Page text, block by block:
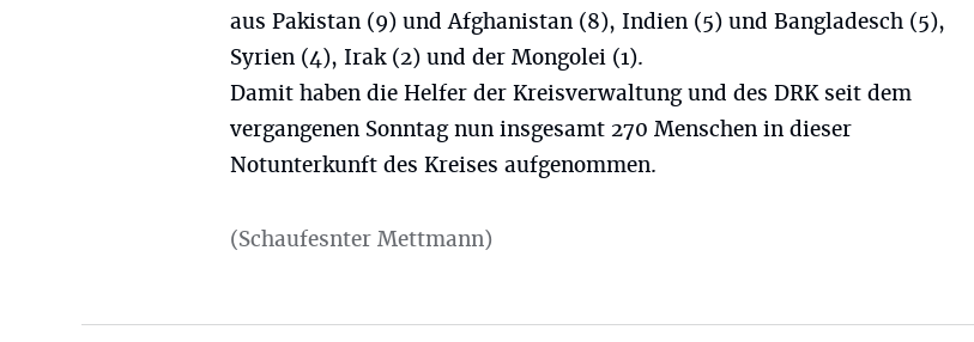
aus Pakistan (9) und Afghanistan (8), Indien (5) und Bangladesch (5),
Syrien (4), Irak (2) und der Mongolei (1).
Damit haben die Helfer der Kreisverwaltung und des DRK seit dem
vergangenen Sonntag nun insgesamt 270 Menschen in dieser
Notunterkunft des Kreises aufgenommen.
(Schaufesnter Mettmann)